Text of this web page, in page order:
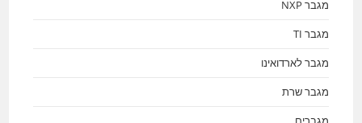
מגבר NXP
מגבר TI
מגבר לארדואינו
מגבר שרת